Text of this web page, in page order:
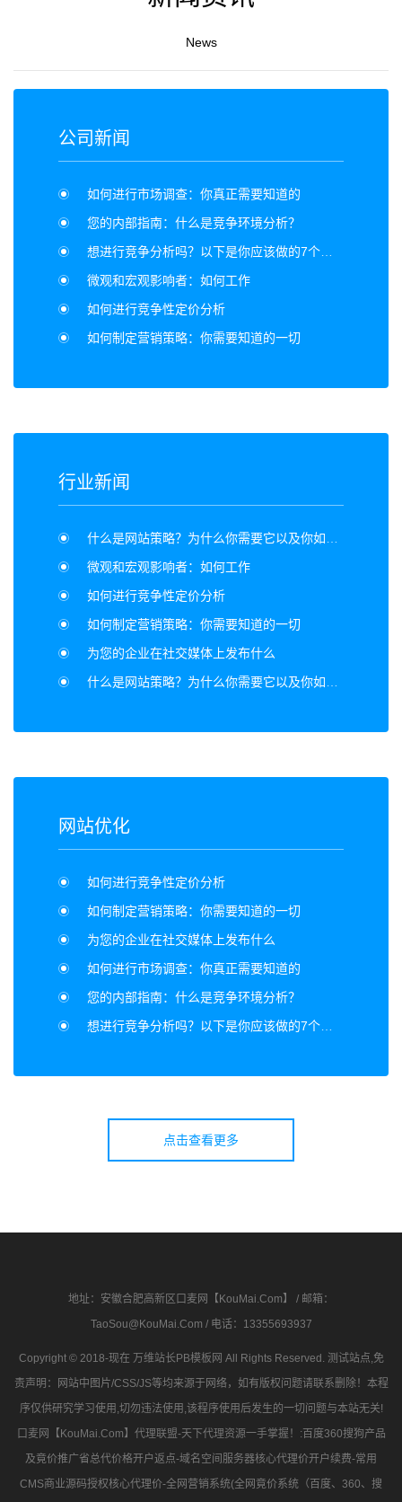
News
公司新闻
如何进行市场调查：你真正需要知道的
您的内部指南：什么是竞争环境分析？
想进行竞争分析吗？以下是你应该做的7个理由
微观和宏观影响者：如何工作
如何进行竞争性定价分析
如何制定营销策略：你需要知道的一切
行业新闻
什么是网站策略？为什么你需要它以及你如何做到
微观和宏观影响者：如何工作
如何进行竞争性定价分析
如何制定营销策略：你需要知道的一切
为您的企业在社交媒体上发布什么
什么是网站策略？为什么你需要它以及你如何做到
网站优化
如何进行竞争性定价分析
如何制定营销策略：你需要知道的一切
为您的企业在社交媒体上发布什么
如何进行市场调查：你真正需要知道的
您的内部指南：什么是竞争环境分析？
想进行竞争分析吗？以下是你应该做的7个理由
点击查看更多
地址：安徽合肥高新区口麦网【KouMai.Com】 / 邮箱：
TaoSou@KouMai.Com / 电话：13355693937
Copyright © 2018-现在 万维站长PB模板网 All Rights Reserved. 测试站点,免
责声明：网站中图片/CSS/JS等均来源于网络，如有版权问题请联系删除！本程
序仅供研究学习使用,切勿违法使用,该程序使用后发生的一切问题与本站无关!
口麦网【KouMai.Com】代理联盟-天下代理资源一手掌握！
:百度360搜狗产品
及竟价推广省总代价格开户返点-域名空间服务器核心代理价开户续费-常用
CMS商业源码授权核心代理价-全网营销系统(全网竟价系统（百度、360、搜